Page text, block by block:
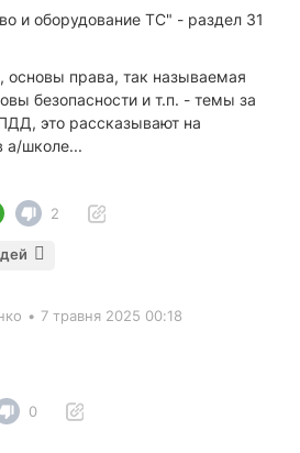
и оборудование ТС" - раздел 31
основы права, так называемая
безопасности и т.п. - темы за
это рассказывают на
а/школе...
2
• 7 травня 2025 00:18
0